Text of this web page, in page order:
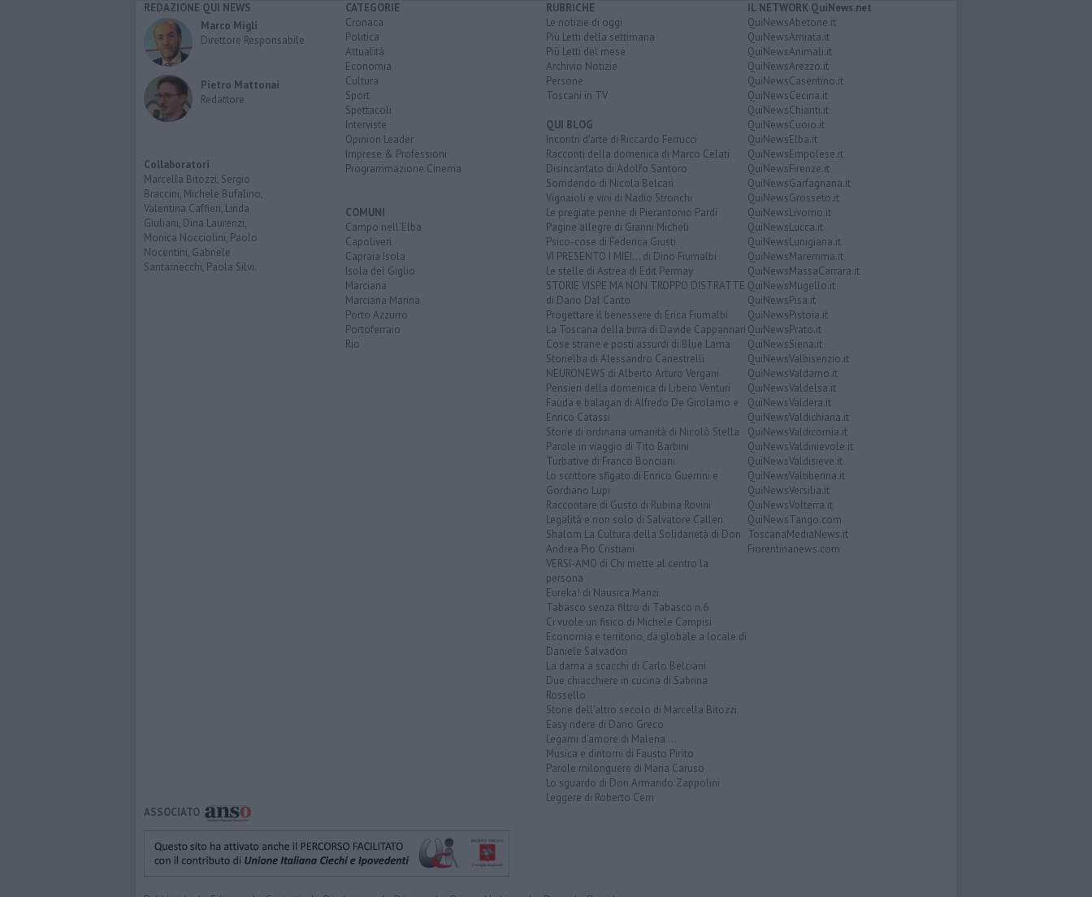
REDAZIONE QUI NEWS
Marco Migli
Direttore Responsabile
Pietro Mattonai
Redattore
Collaboratori
Marcella Bitozzi, Sergio
Braccini, Michele Bufalino,
Valentina Caffieri, Linda
Giuliani, Dina Laurenzi,
Monica Nocciolini, Paolo
Nocentini, Gabriele
Santarnecchi, Paola Silvi.
CATEGORIE
Cronaca
Politica
Attualità
Economia
Cultura
Sport
Spettacoli
Interviste
Opinion Leader
Imprese & Professioni
Programmazione Cinema
COMUNI
Campo nell'Elba
Capoliveri
Capraia Isola
Isola del Giglio
Marciana
Marciana Marina
Porto Azzurro
Portoferraio
Rio
RUBRICHE
Le notizie di oggi
Più Letti della settimana
Più Letti del mese
Archivio Notizie
Persone
Toscani in TV
QUI BLOG
Incontri d'arte di Riccardo Ferrucci
Racconti della domenica di Marco Celati
Disincantato di Adolfo Santoro
Sorridendo di Nicola Belcari
Vignaioli e vini di Nadio Stronchi
Le pregiate penne di Pierantonio Pardi
Pagine allegre di Gianni Micheli
Psico-cose di Federica Giusti
VI PRESENTO I MIEI... di Dino Fiumalbi
Le stelle di Astrea di Edit Permay
STORIE VISPE MA NON TROPPO DISTRATTE
di Dario Dal Canto
Progettare il benessere di Erica Fiumalbi
La Toscana della birra di Davide Cappannari
Cose strane e posti assurdi di Blue Lama
Storielba di Alessandro Canestrelli
NEURONEWS di Alberto Arturo Vergani
Pensieri della domenica di Libero Venturi
Fauda e balagan di Alfredo De Girolamo e
Enrico Catassi
Storie di ordinaria umanità di Nicolò Stella
Parole in viaggio di Tito Barbini
Turbative di Franco Bonciani
Lo scrittore sfigato di Enrico Guerrini e
Gordiano Lupi
Raccontare di Gusto di Rubina Rovini
Legalità e non solo di Salvatore Calleri
Shalom La Cultura della Solidarietà di Don
Andrea Pio Cristiani
VERSI-AMO di Chi mette al centro la
persona
Eureka! di Nausica Manzi
Tabasco senza filtro di Tabasco n.6
Ci vuole un fisico di Michele Campisi
Economia e territorio, da globale a locale di
Daniele Salvadori
La dama a scacchi di Carlo Belciani
Due chiacchiere in cucina di Sabrina
Rossello
Storie dell'altro secolo di Marcella Bitozzi
Easy ridere di Dario Greco
Legami d'amore di Malena ...
Musica e dintorni di Fausto Pirìto
Parole milonguere di Maria Caruso
Lo sguardo di Don Armando Zappolini
Leggere di Roberto Cerri
IL NETWORK QuiNews.net
QuiNewsAbetone.it
QuiNewsAmiata.it
QuiNewsAnimali.it
QuiNewsArezzo.it
QuiNewsCasentino.it
QuiNewsCecina.it
QuiNewsChianti.it
QuiNewsCuoio.it
QuiNewsElba.it
QuiNewsEmpolese.it
QuiNewsFirenze.it
QuiNewsGarfagnana.it
QuiNewsGrosseto.it
QuiNewsLivorno.it
QuiNewsLucca.it
QuiNewsLunigiana.it
QuiNewsMaremma.it
QuiNewsMassaCarrara.it
QuiNewsMugello.it
QuiNewsPisa.it
QuiNewsPistoia.it
QuiNewsPrato.it
QuiNewsSiena.it
QuiNewsValbisenzio.it
QuiNewsValdarno.it
QuiNewsValdelsa.it
QuiNewsValdera.it
QuiNewsValdichiana.it
QuiNewsValdicornia.it
QuiNewsValdinievole.it
QuiNewsValdisieve.it
QuiNewsValtiberina.it
QuiNewsVersilia.it
QuiNewsVolterra.it
QuiNewsTango.com
ToscanaMediaNews.it
Fiorentinanews.com
ASSOCIATO